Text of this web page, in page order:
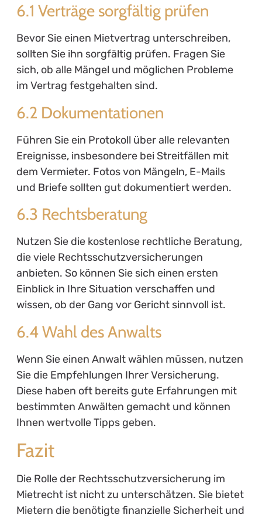
6.1 Verträge sorgfältig prüfen
Bevor Sie einen Mietvertrag unterschreiben,
sollten Sie ihn sorgfältig prüfen. Fragen Sie
sich, ob alle Mängel und möglichen Probleme
im Vertrag festgehalten sind.
6.2 Dokumentationen
Führen Sie ein Protokoll über alle relevanten
Ereignisse, insbesondere bei Streitfällen mit
dem Vermieter. Fotos von Mängeln, E-Mails
und Briefe sollten gut dokumentiert werden.
6.3 Rechtsberatung
Nutzen Sie die kostenlose rechtliche Beratung,
die viele Rechtsschutzversicherungen
anbieten. So können Sie sich einen ersten
Einblick in Ihre Situation verschaffen und
wissen, ob der Gang vor Gericht sinnvoll ist.
6.4 Wahl des Anwalts
Wenn Sie einen Anwalt wählen müssen, nutzen
Sie die Empfehlungen Ihrer Versicherung.
Diese haben oft bereits gute Erfahrungen mit
bestimmten Anwälten gemacht und können
Ihnen wertvolle Tipps geben.
Fazit
Die Rolle der Rechtsschutzversicherung im
Mietrecht ist nicht zu unterschätzen. Sie bietet
Mietern die benötigte finanzielle Sicherheit und